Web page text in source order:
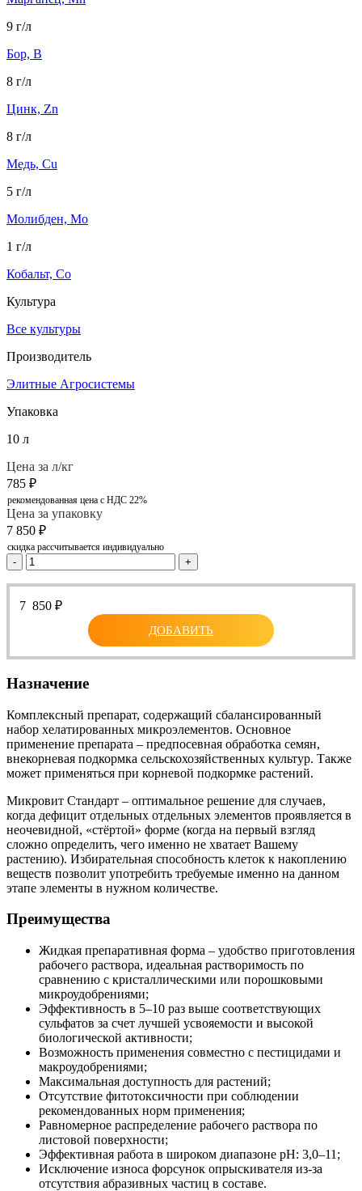
9 г/л
Бор, B
8 г/л
Цинк, Zn
8 г/л
Медь, Cu
5 г/л
Молибден, Mo
1 г/л
Кобальт, Co
Культура
Все культуры
Производитель
Элитные Агросистемы
Упаковка
10 л
Цена за л/кг
785 ₽
рекомендованная цена с НДС 22%
Цена за упаковку
7 850 ₽
скидка рассчитывается индивидуально
- +
7 850 ₽
ДОБАВИТЬ
Назначение
Комплексный препарат, содержащий сбалансированный
набор хелатированных микроэлементов. Основное
применение препарата – предпосевная обработка семян,
внекорневая подкормка сельскохозяйственных культур. Также
может применяться при корневой подкормке растений.
Микровит Стандарт – оптимальное решение для случаев,
когда дефицит отдельных отдельных элементов проявляется в
неочевидной, «стёртой» форме (когда на первый взгляд
сложно определить, чего именно не хватает Вашему
растению). Избирательная способность клеток к накоплению
веществ позволит употребить требуемые именно на данном
этапе элементы в нужном количестве.
Преимущества
Жидкая препаративная форма – удобство приготовления
рабочего раствора, идеальная растворимость по
сравнению с кристаллическими или порошковыми
микроудобрениями;
Эффективность в 5–10 раз выше соответствующих
сульфатов за счет лучшей усвояемости и высокой
биологической активности;
Возможность применения совместно с пестицидами и
макроудобрениями;
Максимальная доступность для растений;
Отсутствие фитотоксичности при соблюдении
рекомендованных норм применения;
Равномерное распределение рабочего раствора по
листовой поверхности;
Эффективная работа в широком диапазоне рH: 3,0–11;
Исключение износа форсунок опрыскивателя из-за
отсутствия абразивных частиц в составе.